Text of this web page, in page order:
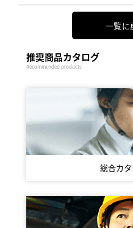
一覧に
推奨商品カタログ
Recommended products
総合カ